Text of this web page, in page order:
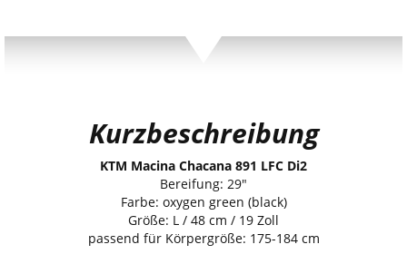
Kurzbeschreibung
KTM Macina Chacana 891 LFC Di2
Bereifung: 29"
Farbe: oxygen green (black)
Größe: L / 48 cm / 19 Zoll
passend für Körpergröße: 175-184 cm